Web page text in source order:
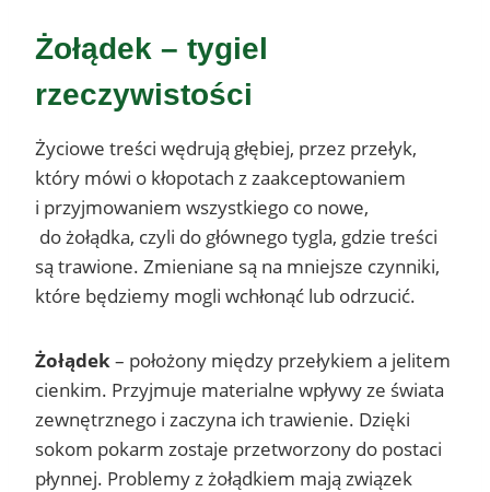
Żołądek – tygiel
rzeczywistości
Życiowe treści wędrują głębiej, przez przełyk,
który mówi o kłopotach z zaakceptowaniem
i przyjmowaniem wszystkiego co nowe,
do żołądka, czyli do głównego tygla, gdzie treści
są trawione. Zmieniane są na mniejsze czynniki,
które będziemy mogli wchłonąć lub odrzucić.
Żołądek– położony między przełykiem a jelitem
cienkim. Przyjmuje materialne wpływy ze świata
zewnętrznego i zaczyna ich trawienie. Dzięki
sokom pokarm zostaje przetworzony do postaci
płynnej. Problemy z żołądkiem mają związek